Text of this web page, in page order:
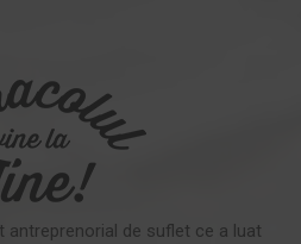
antreprenorial de suflet ce a luat